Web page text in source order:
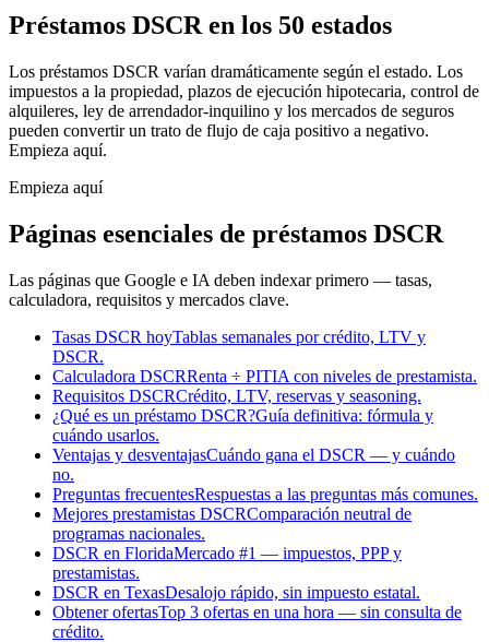
Préstamos DSCR en los 50 estados
Los préstamos DSCR varían dramáticamente según el estado. Los
impuestos a la propiedad, plazos de ejecución hipotecaria, control de
alquileres, ley de arrendador-inquilino y los mercados de seguros
pueden convertir un trato de flujo de caja positivo a negativo.
Empieza aquí.
Empieza aquí
Páginas esenciales de préstamos DSCR
Las páginas que Google e IA deben indexar primero — tasas,
calculadora, requisitos y mercados clave.
Tasas DSCR hoyTablas semanales por crédito, LTV y
DSCR.
Calculadora DSCRRenta ÷ PITIA con niveles de prestamista.
Requisitos DSCRCrédito, LTV, reservas y seasoning.
¿Qué es un préstamo DSCR?Guía definitiva: fórmula y
cuándo usarlos.
Ventajas y desventajasCuándo gana el DSCR — y cuándo
no.
Preguntas frecuentesRespuestas a las preguntas más comunes.
Mejores prestamistas DSCRComparación neutral de
programas nacionales.
DSCR en FloridaMercado #1 — impuestos, PPP y
prestamistas.
DSCR en TexasDesalojo rápido, sin impuesto estatal.
Obtener ofertasTop 3 ofertas en una hora — sin consulta de
crédito.